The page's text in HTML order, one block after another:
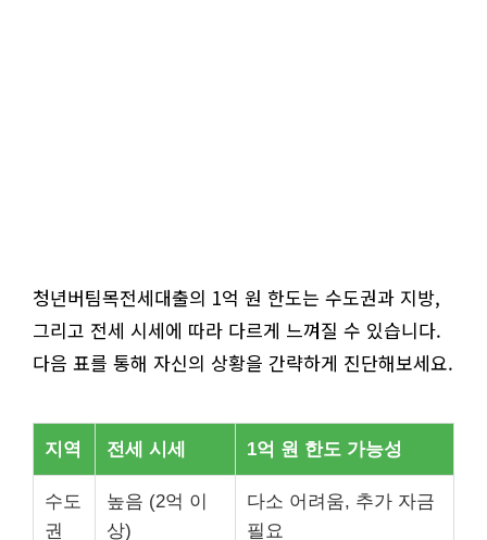
청년버팀목전세대출의 1억 원 한도는 수도권과 지방,
그리고 전세 시세에 따라 다르게 느껴질 수 있습니다.
다음 표를 통해 자신의 상황을 간략하게 진단해보세요.
지역 전세 시세 1억 원 한도 가능성
수도
권
높음 (2억 이
상)
다소 어려움, 추가 자금
필요